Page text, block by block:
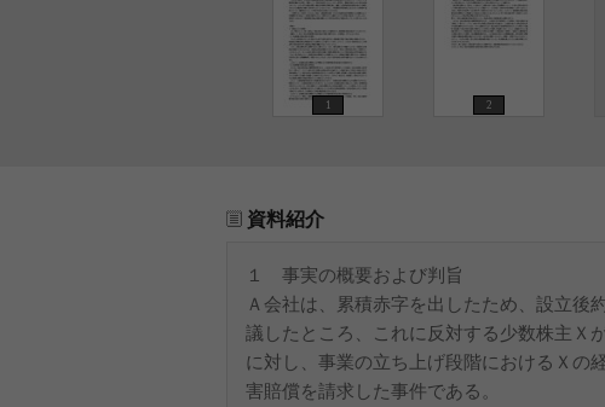
1 2
資料紹介
１ 事実の概要および判旨
Ａ会社は、累積赤字を出したため、設立後
議したところ、これに反対する少数株主Ｘ
に対し、事業の立ち上げ段階におけるＸの
害賠償を請求した事件である。